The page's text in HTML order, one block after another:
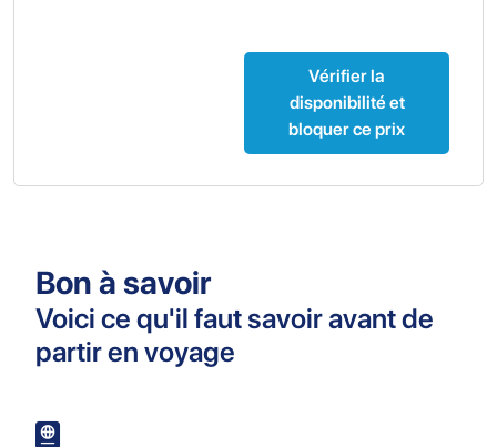
Vérifier la
disponibilité et
bloquer ce prix
Bon à savoir
Voici ce qu'il faut savoir avant de
partir en voyage